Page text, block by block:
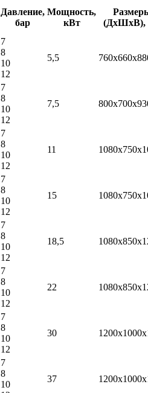
Давление,
бар
Мощность,
кВт
(ДхШхВ),
7
8
10
12
5,5
7
8
10
12
7,5
7
8
10
12
11
7
8
10
12
15
7
8
10
12
18,5
7
8
10
12
22
7
8
10
12
30
7
8
10
37